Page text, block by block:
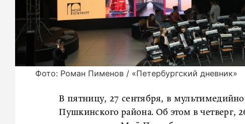
Фото: Роман Пименов / «Петербургский дневник»
В пятницу, 27 сентября, в
Пушкинского района. Об этом в четверг,